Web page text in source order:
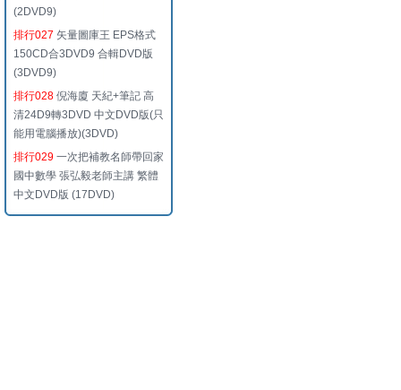
(2DVD9)
排行027 矢量圖庫王 EPS格式
150CD合3DVD9 合輯DVD版
(3DVD9)
排行028 倪海廈 天紀+筆記 高
清24D9轉3DVD 中文DVD版(只
能用電腦播放)(3DVD)
排行029 一次把補教名師帶回家
國中數學 張弘毅老師主講 繁體
中文DVD版 (17DVD)